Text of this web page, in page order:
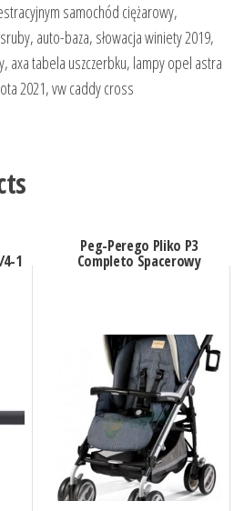
samochód ciężarowy,
auto-baza, słowacja winiety 2019,
axa tabela uszczerbku, lampy opel astra
2021, vw caddy cross
1
Peg-Perego Pliko P3
Completo Spacerowy